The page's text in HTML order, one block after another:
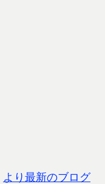
より最新のブログ